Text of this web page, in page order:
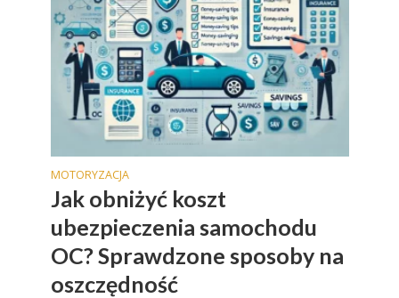
MOTORYZACJA
Jak obniżyć koszt
ubezpieczenia samochodu
OC? Sprawdzone sposoby na
oszczędność